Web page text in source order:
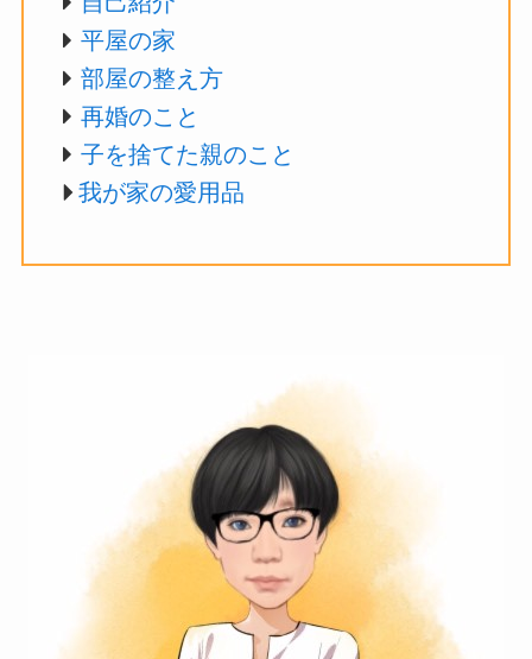
平屋の家
部屋の整え方
再婚のこと
子を捨てた親のこと
我が家の愛用品